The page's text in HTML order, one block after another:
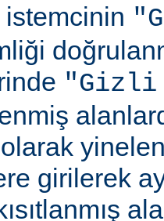
"Gizli
girilerek